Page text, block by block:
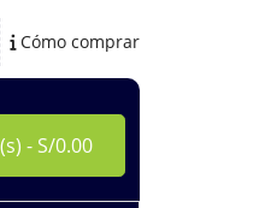
Cómo comprar
- S/0.00